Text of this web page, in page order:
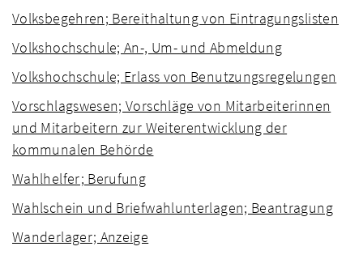
Volksbegehren; Bereithaltung von Eintragungslisten
Volkshochschule; An-, Um- und Abmeldung
Volkshochschule; Erlass von Benutzungsregelungen
Vorschlagswesen; Vorschläge von Mitarbeiterinnen
und Mitarbeitern zur Weiterentwicklung der
kommunalen Behörde
Wahlhelfer; Berufung
Wahlschein und Briefwahlunterlagen; Beantragung
Wanderlager; Anzeige